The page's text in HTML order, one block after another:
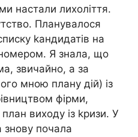
настали лихоліття.
Планувалося
kандидатів на
Я знала, що
звичайно, а за
мною плану дій) із
фірми,
виходу із kризи. У
почала